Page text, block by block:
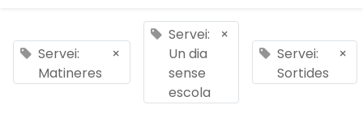
Servei:
Matineres
×
Servei:
Un dia
sense
escola
×
Servei:
Sortides
×